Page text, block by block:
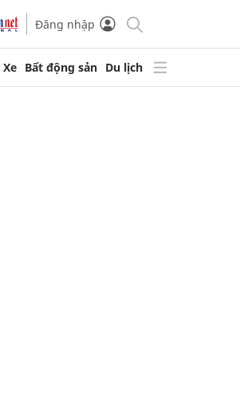
Đăng nhập
Xe Bất động sản Du lịch